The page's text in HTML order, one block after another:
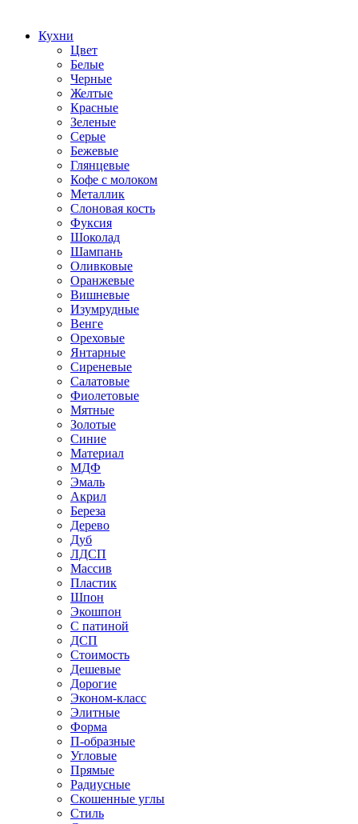
Кухни
Цвет
Белые
Черные
Желтые
Красные
Зеленые
Серые
Бежевые
Глянцевые
Кофе с молоком
Металлик
Слоновая кость
Фуксия
Шоколад
Шампань
Оливковые
Оранжевые
Вишневые
Изумрудные
Венге
Ореховые
Янтарные
Сиреневые
Салатовые
Фиолетовые
Мятные
Золотые
Синие
Материал
МДФ
Эмаль
Акрил
Береза
Дерево
Дуб
ЛДСП
Массив
Пластик
Шпон
Экошпон
С патиной
ДСП
Стоимость
Дешевые
Дорогие
Эконом-класс
Элитные
Форма
П-образные
Угловые
Прямые
Радиусные
Скошенные углы
Стиль